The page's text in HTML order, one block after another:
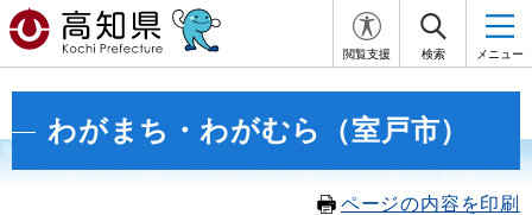
閲覧支援 検索 メニュー
わがまち・わがむら（室戸市）
ページの内容を印刷